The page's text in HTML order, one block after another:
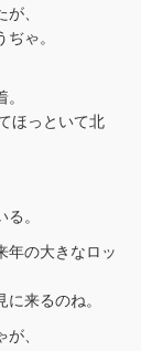
、
ゃ。
ほっといて北
。
年の大きなロッ
来るのね。
、